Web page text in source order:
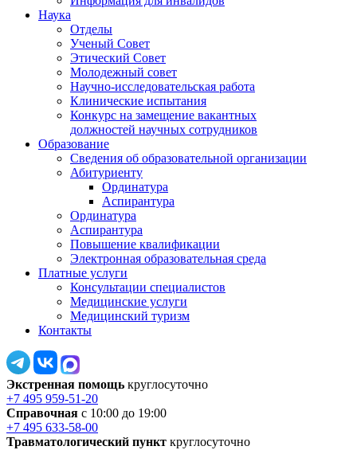
Наука
Отделы
Ученый Совет
Этический Совет
Молодежный совет
Научно-исследовательская работа
Клинические испытания
Конкурс на замещение вакантных
должностей научных сотрудников
Образование
Сведения об образовательной организации
Абитуриенту
Ординатура
Аспирантура
Ординатура
Аспирантура
Повышение квалификации
Электронная образовательная среда
Платные услуги
Консультации специалистов
Медицинские услуги
Медицинский туризм
Контакты
Экстренная помощь круглосуточно
+7 495 959-51-20
Справочная с 10:00 до 19:00
+7 495 633-58-00
Травматологический пункт круглосуточно